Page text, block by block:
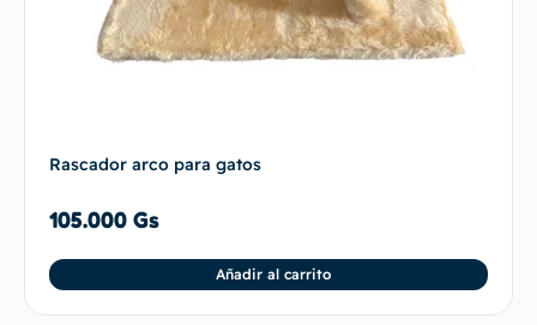
Rascador arco para gatos
105.000 Gs
Añadir al carrito